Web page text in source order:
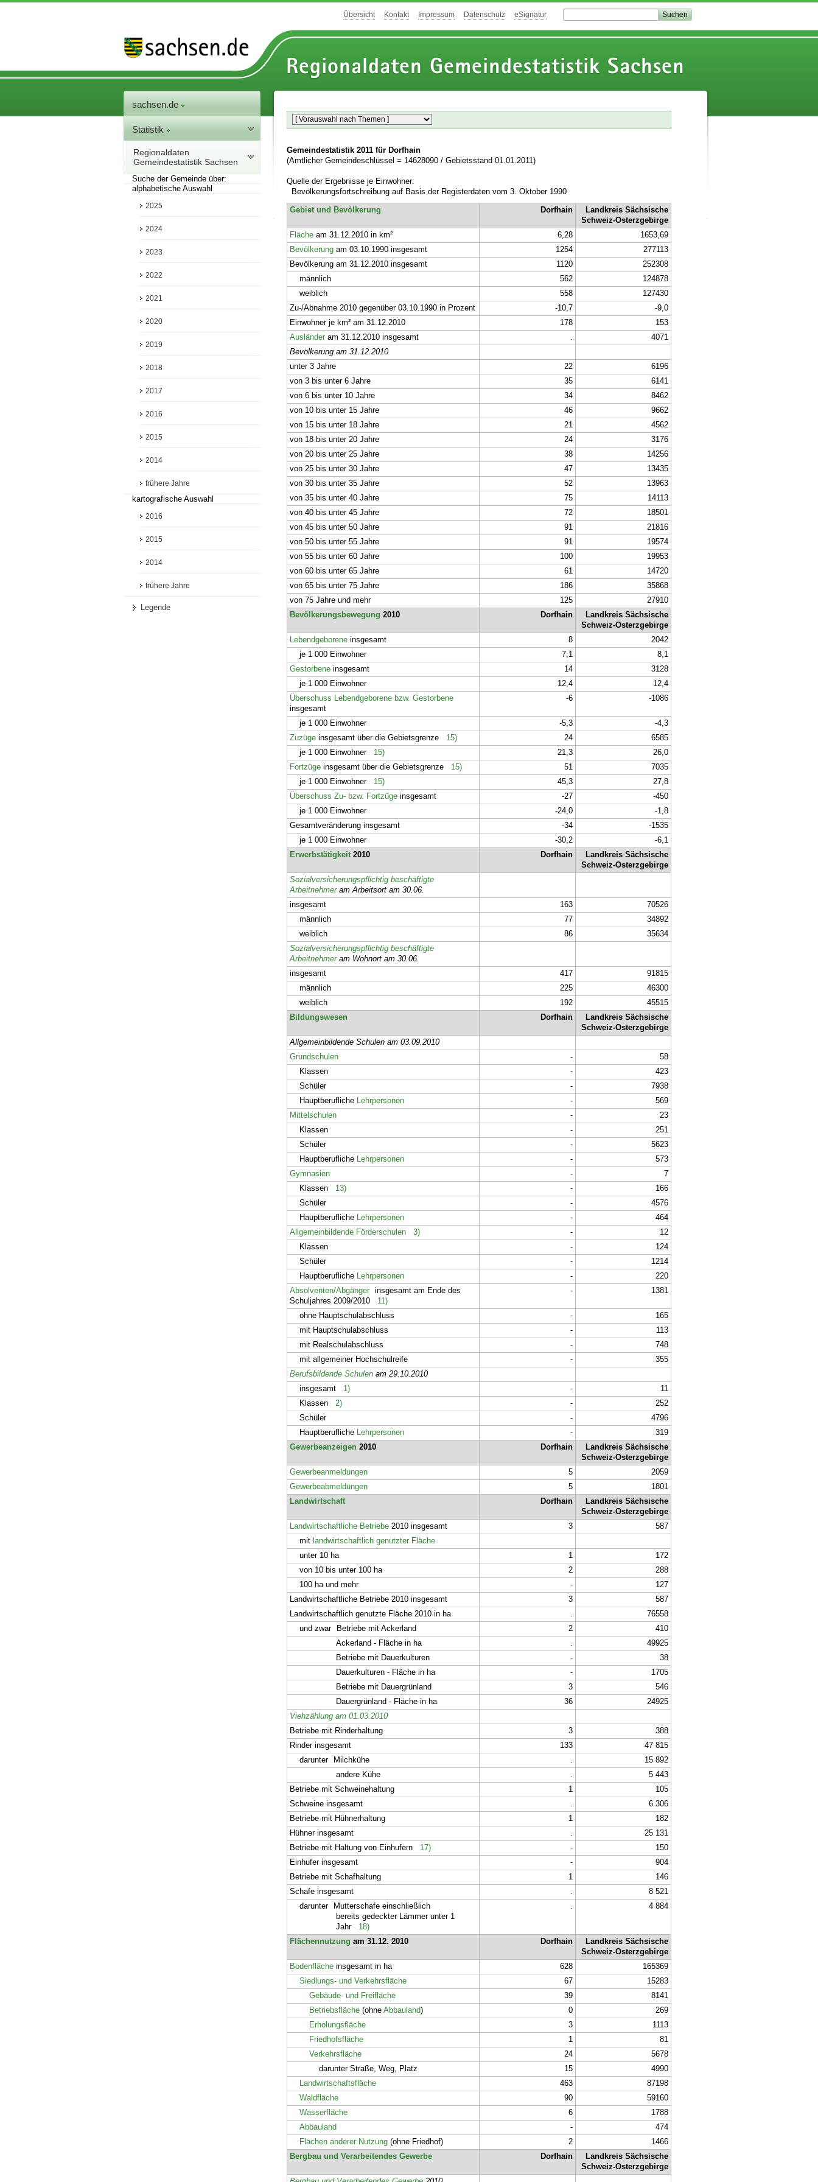
Übersicht Kontakt Impressum Datenschutz eSignatur
Regionaldaten Gemeindestatistik Sachsen
sachsen.de
Statistik
Regionaldaten
Gemeindestatistik Sachsen
Suche der Gemeinde über:
alphabetische Auswahl
2025
2024
2023
2022
2021
2020
2019
2018
2017
2016
2015
2014
frühere Jahre
kartografische Auswahl
2016
2015
2014
frühere Jahre
Legende
Gemeindestatistik 2011 für Dorfhain
(Amtlicher Gemeindeschlüssel = 14628090 / Gebietsstand 01.01.2011)
Quelle der Ergebnisse je Einwohner:
Bevölkerungsfortschreibung auf Basis der Registerdaten vom 3. Oktober 1990
Gebiet und Bevölkerung Dorfhain
Landkreis Sächsische
Schweiz-Osterzgebirge
Flächeam 31.12.2010 in km² 6,28
1653,69
Bevölkerungam 03.10.1990 insgesamt 1254
277113
Bevölkerung am 31.12.2010 insgesamt
1120
252308
männlich
562
124878
weiblich
558
127430
Zu-/Abnahme 2010 gegenüber 03.10.1990 in Prozent
-10,7
-9,0
Einwohner je km² am 31.12.2010
178
153
Ausländeram 31.12.2010 insgesamt .
4071
Bevölkerung am 31.12.2010
unter 3 Jahre
22
6196
von 3 bis unter 6 Jahre
35
6141
von 6 bis unter 10 Jahre
34
8462
von 10 bis unter 15 Jahre
46
9662
von 15 bis unter 18 Jahre
21
4562
von 18 bis unter 20 Jahre
24
3176
von 20 bis unter 25 Jahre
38
14256
von 25 bis unter 30 Jahre
47
13435
von 30 bis unter 35 Jahre
52
13963
von 35 bis unter 40 Jahre
75
14113
von 40 bis unter 45 Jahre
72
18501
von 45 bis unter 50 Jahre
91
21816
von 50 bis unter 55 Jahre
91
19574
von 55 bis unter 60 Jahre
100
19953
von 60 bis unter 65 Jahre
61
14720
von 65 bis unter 75 Jahre
186
35868
von 75 Jahre und mehr
125
27910
Bevölkerungsbewegung 2010 Dorfhain
Landkreis Sächsische
Schweiz-Osterzgebirge
Lebendgeboreneinsgesamt 8
2042
je 1 000 Einwohner
7,1
8,1
Gestorbeneinsgesamt 14
3128
je 1 000 Einwohner
12,4
12,4
Überschuss Lebendgeborene bzw. Gestorbene
insgesamt
-6 -1086
je 1 000 Einwohner -5,3
-4,3
Zuzügeinsgesamt über die Gebietsgrenze 15) 24
6585
je 1 000 Einwohner 15) 21,3
26,0
Fortzügeinsgesamt über die Gebietsgrenze 15) 51
7035
je 1 000 Einwohner 15) 45,3
27,8
Überschuss Zu- bzw. Fortzügeinsgesamt -27
-450
je 1 000 Einwohner
-24,0
-1,8
Gesamtveränderung insgesamt
-34
-1535
je 1 000 Einwohner
-30,2
-6,1
Erwerbstätigkeit2010 Dorfhain
Landkreis Sächsische
Schweiz-Osterzgebirge
Sozialversicherungspflichtig beschäftigte
Arbeitnehmeram Arbeitsort am 30.06.
insgesamt
163
70526
männlich
77
34892
weiblich
86
35634
Sozialversicherungspflichtig beschäftigte
Arbeitnehmeram Wohnort am 30.06.
insgesamt
417
91815
männlich
225
46300
weiblich
192
45515
Bildungswesen
Dorfhain
Landkreis Sächsische
Schweiz-Osterzgebirge
Allgemeinbildende Schulen am 03.09.2010
Grundschulen
-
58
Klassen
-
423
Schüler
-
7938
Hauptberufliche Lehrpersonen -
569
Mittelschulen
-
23
Klassen
-
251
Schüler
-
5623
Hauptberufliche Lehrpersonen -
573
Gymnasien
-
7
Klassen 13) -
166
Schüler
-
4576
Hauptberufliche Lehrpersonen -
464
Allgemeinbildende Förderschulen
3) -
12
Klassen
-
124
Schüler
-
1214
Hauptberufliche Lehrpersonen -
220
Absolventen/Abgänger
insgesamt am Ende des
Schuljahres 2009/2010 11)
- 1381
ohne Hauptschulabschluss -
165
mit Hauptschulabschluss
-
113
mit Realschulabschluss
-
748
mit allgemeiner Hochschulreife
-
355
Berufsbildende Schulenam 29.10.2010
insgesamt 1) -
11
Klassen 2) -
252
Schüler
-
4796
Hauptberufliche Lehrpersonen -
319
Gewerbeanzeigen2010 Dorfhain
Landkreis Sächsische
Schweiz-Osterzgebirge
Gewerbeanmeldungen
5
2059
Gewerbeabmeldungen
5
1801
Landwirtschaft
Dorfhain
Landkreis Sächsische
Schweiz-Osterzgebirge
Landwirtschaftliche Betriebe2010 insgesamt 3
587
mitlandwirtschaftlich genutzter Fläche
unter 10 ha
1
172
von 10 bis unter 100 ha
2
288
100 ha und mehr
-
127
Landwirtschaftliche Betriebe 2010 insgesamt
3
587
Landwirtschaftlich genutzte Fläche 2010 in ha
.
76558
und zwar
Betriebe mit Ackerland 2
410
Ackerland - Fläche in ha
.
49925
Betriebe mit Dauerkulturen
-
38
Dauerkulturen - Fläche in ha
-
1705
Betriebe mit Dauergrünland
3
546
Dauergrünland - Fläche in ha
36
24925
Viehzählung am 01.03.2010
Betriebe mit Rinderhaltung
3
388
Rinder insgesamt
133
47 815
darunter
Milchkühe .
15 892
andere Kühe
.
5 443
Betriebe mit Schweinehaltung
1
105
Schweine insgesamt
.
6 306
Betriebe mit Hühnerhaltung
1
182
Hühner insgesamt
.
25 131
Betriebe mit Haltung von Einhufern 17) -
150
Einhufer insgesamt
-
904
Betriebe mit Schafhaltung
1
146
Schafe insgesamt
.
8 521
darunter
Mutterschafe einschließlich
bereits gedeckter Lämmer unter 1
Jahr 18)
. 4 884
Flächennutzung am 31.12. 2010 Dorfhain
Landkreis Sächsische
Schweiz-Osterzgebirge
Bodenflächeinsgesamt in ha 628
165369
Siedlungs- und Verkehrsfläche
67
15283
Gebäude- und Freifläche
39
8141
Betriebsfläche(ohne Abbauland) 0
269
Erholungsfläche
3
1113
Friedhofsfläche
1
81
Verkehrsfläche
24
5678
darunter Straße, Weg, Platz
15
4990
Landwirtschaftsfläche
463
87198
Waldfläche
90
59160
Wasserfläche
6
1788
Abbauland
-
474
Flächen anderer Nutzung(ohne Friedhof) 2
1466
Bergbau und Verarbeitendes Gewerbe
Dorfhain
Landkreis Sächsische
Schweiz-Osterzgebirge